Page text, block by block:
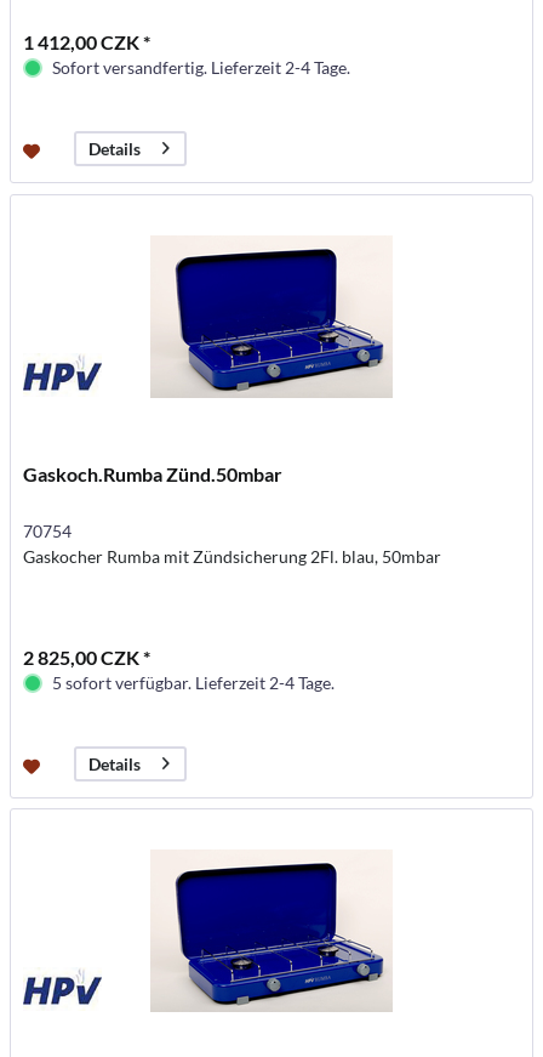
1 412,00 CZK *
Sofort versandfertig. Lieferzeit 2-4 Tage.
Details
Gaskoch.Rumba Zünd.50mbar
70754
Gaskocher Rumba mit Zündsicherung 2Fl. blau, 50mbar
2 825,00 CZK *
5 sofort verfügbar. Lieferzeit 2-4 Tage.
Details